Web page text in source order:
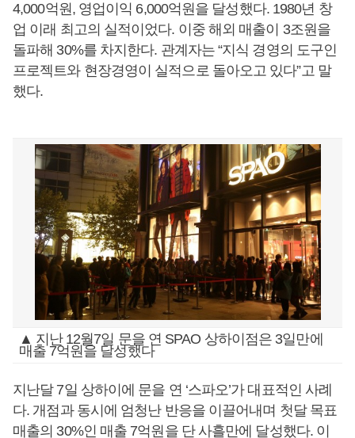
4,000억원, 영업이익 6,000억원을 달성했다. 1980년 창
업 이래 최고의 실적이었다. 이중 해외 매출이 3조원을
돌파해 30%를 차지한다. 관계자는 “지식 경영의 도구인
프로젝트와 현장경영이 실적으로 돌아오고 있다”고 말
했다.
▲ 지난 12월7일 문을 연 SPAO 상하이점은 3일만에
매출 7억원을 달성했다
지난달 7일 상하이에 문을 연 ‘스파오’가 대표적인 사례
다. 개점과 동시에 엄청난 반응을 이끌어내며 첫달 목표
매출의 30%인 매출 7억원을 단 사흘만에 달성했다. 이